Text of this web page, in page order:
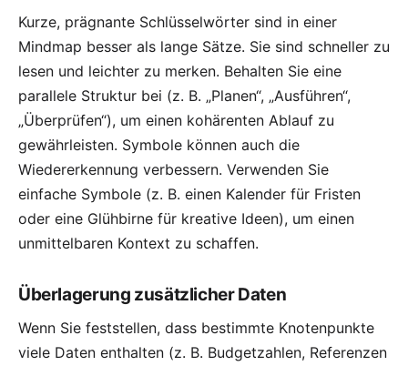
Kurze, prägnante Schlüsselwörter sind in einer
Mindmap besser als lange Sätze. Sie sind schneller zu
lesen und leichter zu merken. Behalten Sie eine
parallele Struktur bei (z. B. „Planen“, „Ausführen“,
„Überprüfen“), um einen kohärenten Ablauf zu
gewährleisten. Symbole können auch die
Wiedererkennung verbessern. Verwenden Sie
einfache Symbole (z. B. einen Kalender für Fristen
oder eine Glühbirne für kreative Ideen), um einen
unmittelbaren Kontext zu schaffen.
Überlagerung zusätzlicher Daten
Wenn Sie feststellen, dass bestimmte Knotenpunkte
viele Daten enthalten (z. B. Budgetzahlen, Referenzen